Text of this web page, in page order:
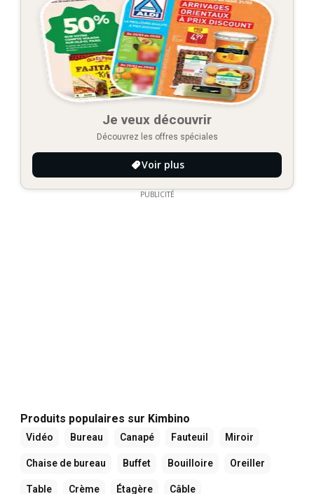
Je veux découvrir
Découvrez les offres spéciales
Voir plus
PUBLICITÉ
Produits populaires sur Kimbino
Vidéo Bureau Canapé Fauteuil Miroir
Chaise de bureau Buffet Bouilloire Oreiller
Table Crème Étagère Câble